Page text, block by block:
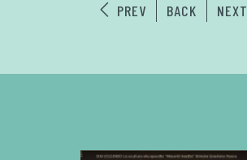
PREV BACK NEXT